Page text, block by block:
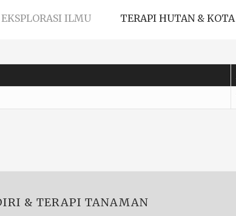
EKSPLORASI ILMU TERAPI HUTAN & KOTA
& TERAPI TANAMAN